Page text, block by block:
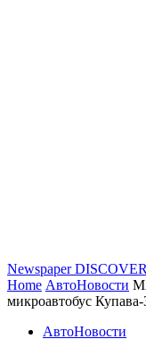
Newspaper
Home АвтоНовости
микроавтобус
АвтоНовости